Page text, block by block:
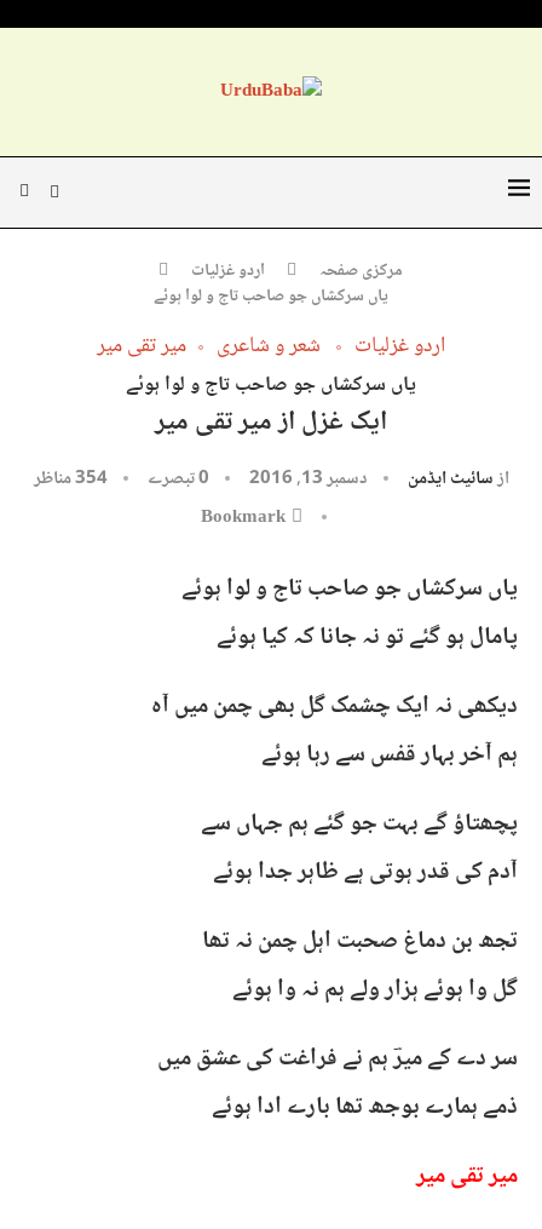
مرکزی صفحہ
اردو غزلیات
یاں سرکشاں جو صاحب تاج و لوا ہوئے
اردو غزلیات شعر و شاعری میر تقی میر
یاں سرکشاں جو صاحب تاج و لوا ہوئے
ایک غزل از میر تقی میر
ازسائیٹ ایڈمن دسمبر 13, 2016 0 تبصرے 354مناظر
Bookmark
یاں سرکشاں جو صاحب تاج و لوا ہوئے
پامال ہو گئے تو نہ جانا کہ کیا ہوئے
دیکھی نہ ایک چشمک گل بھی چمن میں آہ
ہم آخر بہار قفس سے رہا ہوئے
پچھتاؤ گے بہت جو گئے ہم جہاں سے
آدم کی قدر ہوتی ہے ظاہر جدا ہوئے
تجھ بن دماغ صحبت اہل چمن نہ تھا
گل وا ہوئے ہزار ولے ہم نہ وا ہوئے
سر دے کے میرؔ ہم نے فراغت کی عشق میں
ذمے ہمارے بوجھ تھا بارے ادا ہوئے
میر تقی میر